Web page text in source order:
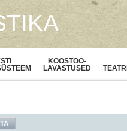
KOOSTÖÖ-
LAVASTUSED